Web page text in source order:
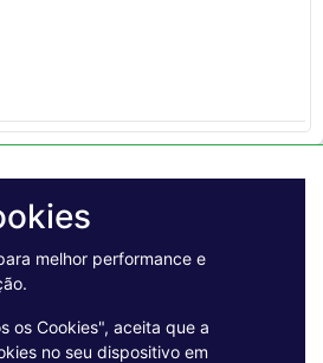
melhor performance e
os Cookies", aceita que a
no seu dispositivo em